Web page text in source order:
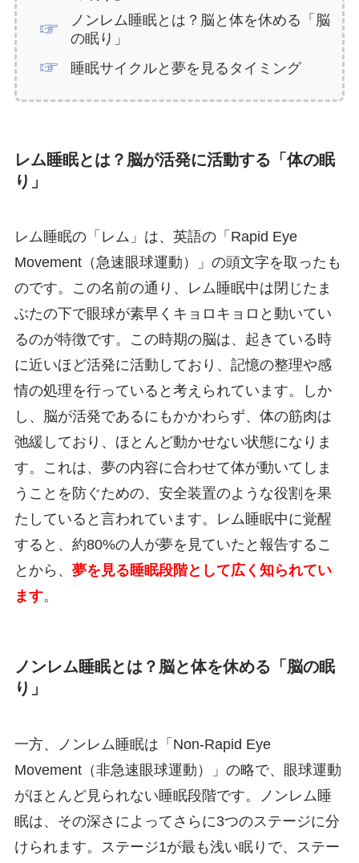
ノンレム睡眠とは？脳と体を休める「脳
の眠り」
睡眠サイクルと夢を見るタイミング
レム睡眠とは？脳が活発に活動する「体の眠
り」
レム睡眠の「レム」は、英語の「Rapid Eye
Movement（急速眼球運動）」の頭文字を取ったも
のです。この名前の通り、レム睡眠中は閉じたま
ぶたの下で眼球が素早くキョロキョロと動いてい
るのが特徴です。この時期の脳は、起きている時
に近いほど活発に活動しており、記憶の整理や感
情の処理を行っていると考えられています。しか
し、脳が活発であるにもかかわらず、体の筋肉は
弛緩しており、ほとんど動かせない状態になりま
す。これは、夢の内容に合わせて体が動いてしま
うことを防ぐための、安全装置のような役割を果
たしていると言われています。レム睡眠中に覚醒
すると、約80%の人が夢を見ていたと報告するこ
とから、 夢を見る睡眠段階として広く知られてい
ます。
ノンレム睡眠とは？脳と体を休める「脳の眠
り」
一方、ノンレム睡眠は「Non-Rapid Eye
Movement（非急速眼球運動）」の略で、眼球運動
がほとんど見られない睡眠段階です。ノンレム睡
眠は、その深さによってさらに3つのステージに分
けられます。ステージ1が最も浅い眠りで、ステー